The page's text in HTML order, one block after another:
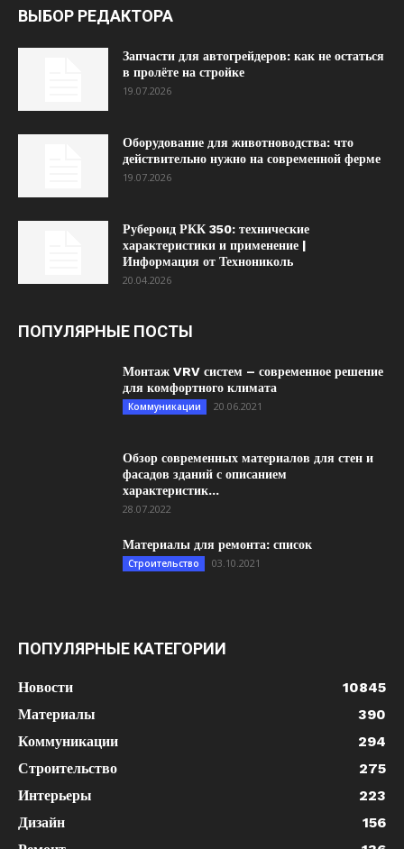
ВЫБОР РЕДАКТОРА
Запчасти для автогрейдеров: как не остаться
в пролёте на стройке
19.07.2026
Оборудование для животноводства: что
действительно нужно на современной ферме
19.07.2026
Рубероид РКК 350: технические
характеристики и применение |
Информация от Технониколь
20.04.2026
ПОПУЛЯРНЫЕ ПОСТЫ
Монтаж VRV систем – современное решение
для комфортного климата
Коммуникации 20.06.2021
Обзор современных материалов для стен и
фасадов зданий с описанием
характеристик...
28.07.2022
Материалы для ремонта: список
Строительство 03.10.2021
ПОПУЛЯРНЫЕ КАТЕГОРИИ
Новости
10845
Материалы
390
Коммуникации
294
Строительство
275
Интерьеры
223
Дизайн
156